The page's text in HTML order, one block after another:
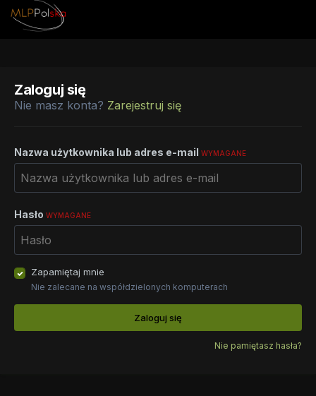
Zaloguj się
Nie masz konta? Zarejestruj się
Nazwa użytkownika lub adres e-mail WYMAGANE
Hasło WYMAGANE
Zapamiętaj mnie
Nie zalecane na współdzielonych komputerach
Zaloguj się
Nie pamiętasz hasła?